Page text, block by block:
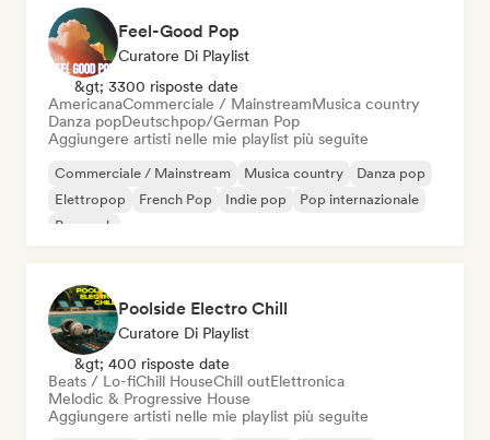
Feel-Good Pop
Curatore Di Playlist
&gt; 3300 risposte date
AmericanaCommerciale / MainstreamMusica country
Danza popDeutschpop/German Pop
Aggiungere artisti nelle mie playlist più seguite
Commerciale / Mainstream Musica country
Danza pop
Elettropop
French Pop Indie pop
Pop internazionale
Pop rock
Poolside Electro Chill
Curatore Di Playlist
&gt; 400 risposte date
Beats / Lo-fiChill HouseChill outElettronica
Melodic & Progressive House
Aggiungere artisti nelle mie playlist più seguite